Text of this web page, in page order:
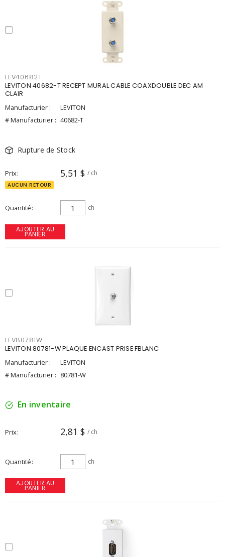
LEV40682T
LEVITON 40682-T RECEPT MURAL CABLE COAXDOUBLE DEC AM
CLAIR
Manufacturier :
LEVITON
# Manufacturier : 40682-T
Rupture de Stock
Prix 5,51 $ / ch
AUCUN RETOUR
Quantité ch
AJOUTER AU
PANIER
LEV80781W
LEVITON 80781-W PLAQUE ENCAST PRISE FBLANC
Manufacturier :
LEVITON
# Manufacturier : 80781-W
En inventaire
Prix 2,81 $ / ch
Quantité ch
AJOUTER AU
PANIER